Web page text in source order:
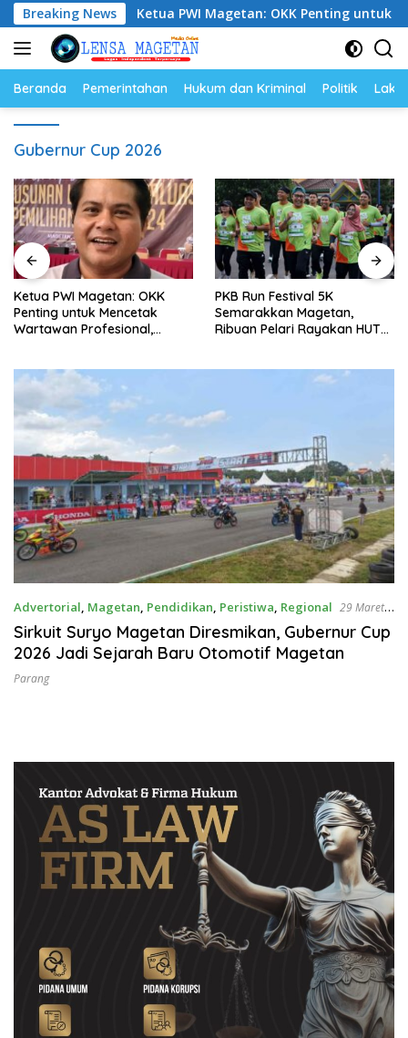
Langsung
ke
konten
Breaking NewsKetua PWI Magetan: OKK Penting untuk
Beranda Pemerintahan Hukum dan Kriminal Politik
Gubernur Cup 2026
Ketua PWI Magetan: OKK
Penting untuk Mencetak
Wartawan Profesional,
PKB Run Festival 5K
Semarakkan Magetan,
Ribuan Pelari Rayakan HUT
Advertorial, Magetan, Pendidikan, Peristiwa, Regional 29 Maret
2026
Sirkuit Suryo Magetan Diresmikan, Gubernur Cup
2026 Jadi Sejarah Baru Otomotif Magetan
Parang